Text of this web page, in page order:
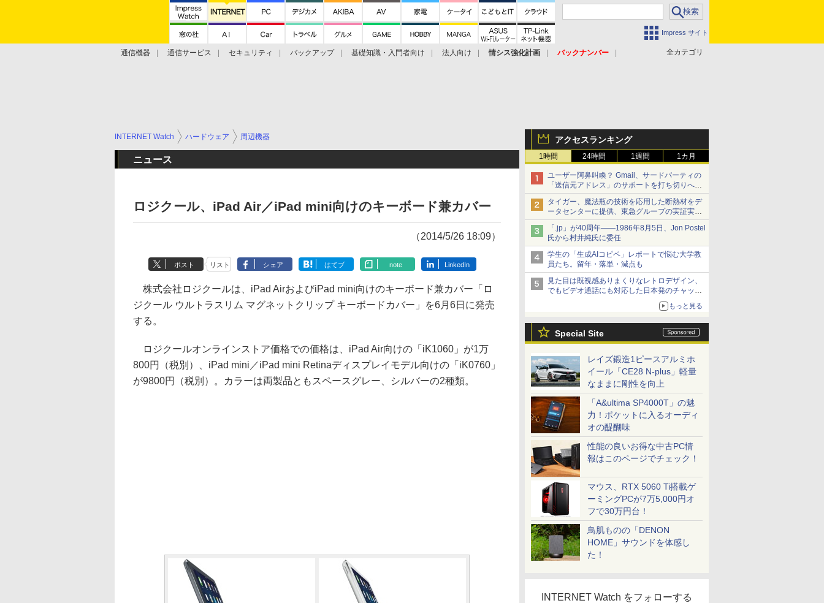
Impress サイト
全カテゴリ
通信機器 通信サービス セキュリティ バックアップ 基礎知識・入門者向け 法人向け 情シス強化計画
バックナンバー
アクセスランキング
1時間 24時間 1週間 1カ月
ユーザー阿鼻叫喚？ Gmail、サードパーティの
「送信元アドレス」のサポートを打ち切りへ
【やじうまWatch】
タイガー、魔法瓶の技術を応用した断熱材をデ
ータセンターに提供、東急グループの実証実験
で 「ステンレス密封真空断熱パネル TIVIP」
「.jp」が40周年――1986年8月5日、Jon Postel
氏から村井純氏に委任
学生の「生成AIコピペ」レポートで悩む大学教
員たち。留年・落単・減点も
見た目は既視感ありまくりなレトロデザイン、
でもビデオ通話にも対応した日本発のチャット
もっと見る
Special Site
レイズ鍛造1ピースアルミホ
イール「CE28 N-plus」軽量
なままに剛性を向上
「A&ultima SP4000T」の魅
力！ポケットに入るオーディ
オの醍醐味
性能の良いお得な中古PC情
報はこのページでチェック！
マウス、RTX 5060 Ti搭載ゲ
ーミングPCが7万5,000円オ
フで30万円台！
鳥肌ものの「DENON
HOME」サウンドを体感し
た！
INTERNET Watch をフォローする
INTERNET Watch ハードウェア 周辺機器
ニュース
ロジクール、iPad Air／iPad mini向けのキーボード兼カバー
（2014/5/26 18:09）
ポスト リスト シェア はてブ note LinkedIn
株式会社ロジクールは、iPad AirおよびiPad mini向けのキーボード兼カバー「ロ
ジクール ウルトラスリム マグネットクリップ キーボードカバー」を6月6日に発売
する。
ロジクールオンラインストア価格での価格は、iPad Air向けの「iK1060」が1万
800円（税別）、iPad mini／iPad mini Retinaディスプレイモデル向けの「iK0760」
が9800円（税別）。カラーは両製品ともスペースグレー、シルバーの2種類。